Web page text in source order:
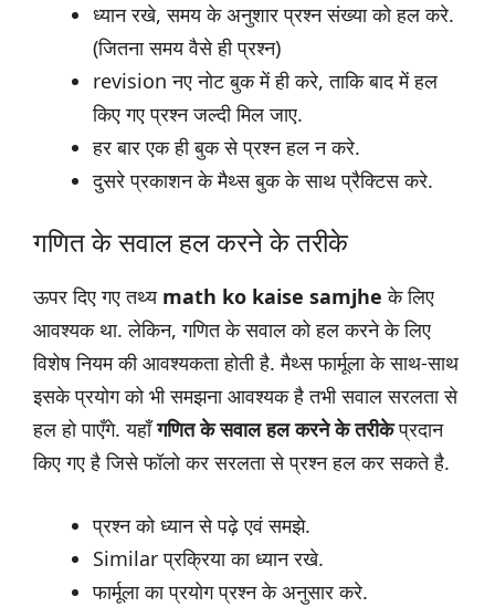
ध्यान रखे, समय के अनुशार प्रश्न संख्या को हल करे.
(जितना समय वैसे ही प्रश्न)
revision नए नोट बुक में ही करे, ताकि बाद में हल
किए गए प्रश्न जल्दी मिल जाए.
हर बार एक ही बुक से प्रश्न हल न करे.
दुसरे प्रकाशन के मैथ्स बुक के साथ प्रैक्टिस करे.
गणित के सवाल हल करने के तरीके
ऊपर दिए गए तथ्य math ko kaise samjhe के लिए
आवश्यक था. लेकिन, गणित के सवाल को हल करने के लिए
विशेष नियम की आवश्यकता होती है. मैथ्स फार्मूला के साथ-साथ
इसके प्रयोग को भी समझना आवश्यक है तभी सवाल सरलता से
हल हो पाएँगे. यहाँगणित के सवाल हल करने के तरीकेप्रदान
किए गए है जिसे फॉलो कर सरलता से प्रश्न हल कर सकते है.
प्रश्न को ध्यान से पढ़े एवं समझे.
Similar प्रक्रिया का ध्यान रखे.
फार्मूला का प्रयोग प्रश्न के अनुसार करे.